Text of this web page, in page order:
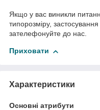
Якщо у вас виникли
типорозміру,
зателефонуйте до нас.
Приховати
Характеристики
Основні атрибути